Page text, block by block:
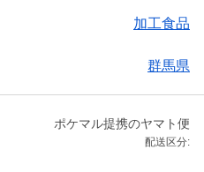
加工食品
群馬県
ポケマル提携のヤマト便
配送区分: